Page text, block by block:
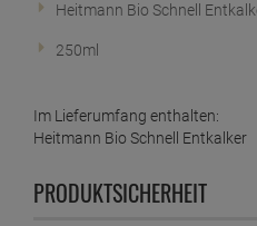
Heitmann Bio Schnell
250ml
Im Lieferumfang enthalten:
Heitmann Bio Schnell Entkalker
PRODUKTSICHERHEIT